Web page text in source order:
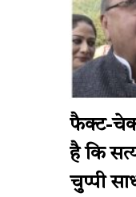
फैक्ट-
है कि
चुप्पी